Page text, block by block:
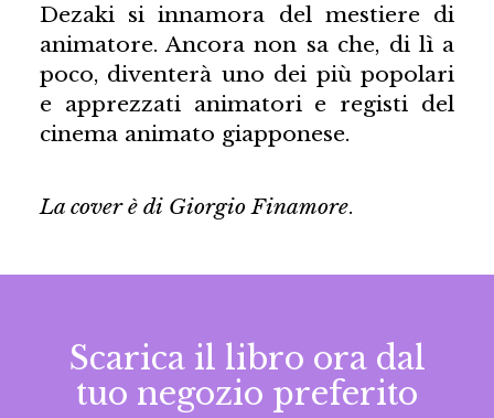
Dezaki si innamora del mestiere di
animatore. Ancora non sa che, di lì a
poco, diventerà uno dei più popolari
e apprezzati animatori e registi del
cinema animato giapponese.
La cover è di Giorgio Finamore.
Scarica il libro ora dal
tuo negozio preferito